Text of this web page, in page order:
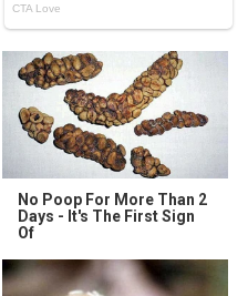
No Poop For More Than 2
Days - It's The First Sign
Of